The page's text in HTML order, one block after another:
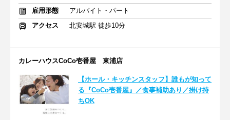
雇用形態
アルバイト・パート
アクセス
北安城駅 徒歩10分
カレーハウスCoCo壱番屋 東浦店
【ホール・キッチンスタッフ】誰もが知って
る『CoCo壱番屋』／食事補助あり／掛け持
ちOK